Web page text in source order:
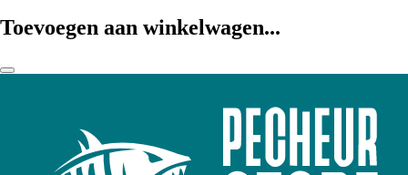
Toevoegen aan winkelwagen...